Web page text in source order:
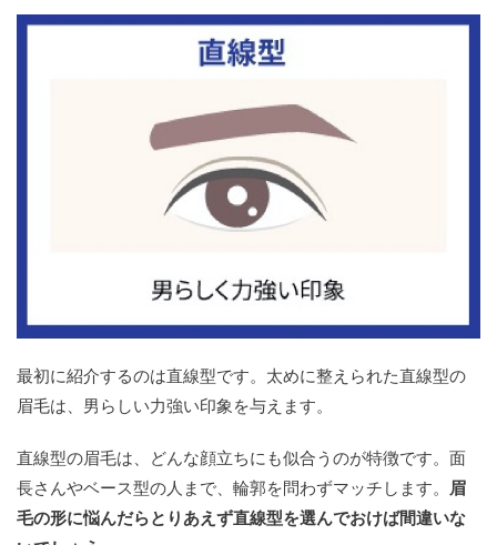
最初に紹介するのは直線型です。太めに整えられた直線型の
眉毛は、男らしい力強い印象を与えます。
直線型の眉毛は、どんな顔立ちにも似合うのが特徴です。面
長さんやベース型の人まで、輪郭を問わずマッチします。
眉
毛の形に悩んだらとりあえず直線型を選んでおけば間違いな